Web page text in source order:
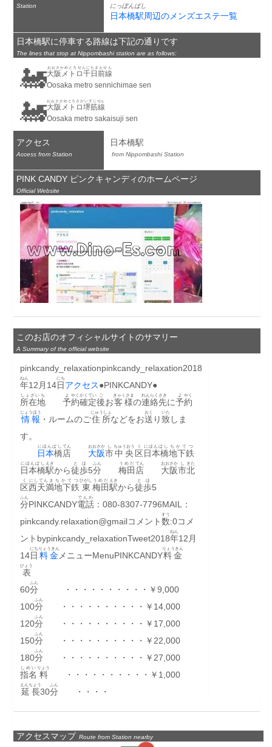
Station
にっぽんばし
日本橋駅周辺のメンズエステ一覧
日本橋駅に停車する路線は下記の通りです
The lines that stop at Nippombashi station are as follows:
🚂大阪メトロ千日前線
おおさかめとろせんにちまえせん
Oosaka metro sennichimae sen
🚂大阪メトロ堺筋線
おおさかめとろさかいすじせん
Oosaka metro sakaisuji sen
アクセス
Access from Station
日本橋駅
from Nippombashi Station
PINK CANDY ピンクキャンディのホームページ
Official Website
このお店のオフィシャルサイトのサマリー
A Summary of the official website
pinkcandy_relaxationpinkcandy_relaxation2018
年
ねん
12月14日
にち
アクセス●PINKCANDY●
所在地
しょざいち
予
よ
約
やく
確定
かくてい
後
ご
お客様
きゃくさま
の連絡
れんらく
先
さき
に予
よ
約
やく
情報
じょうほう
・ルームのご住所
じゅうしょ
などをお送
おく
り致
いた
しま
す。
日本橋
にほんばし
店
てん
大阪
おおさか
市
し
中央
ちゅうおう
区
く
日本橋
にほんばし
地下鉄
ちかてつ
日本橋
にほんばし
駅
えき
から徒歩
とほ
5分
ふん
梅田
うめだ
店
てん
大阪
おおさか
市
し
北
きた
区
く
西天満
にしてんま
地下鉄
ちかてつ
東
ひがし
梅田
うめだ
駅
えき
から徒歩
とほ
5
分
ふん
PINKCANDY電話
でんわ
：080-8307-7796MAIL：
pinkcandy.relaxation@gmailコメント数
すう
:0コメ
ントbypinkcandy_relaxationTweet2018年
ねん
12月
14日
にち
料金
りょうきん
メニューMenuPINKCANDY料金
りょうきん
表
ひょう
60分
ふん
・・・・・・・・・・￥9,000
100分
ふん
・・・・・・・・・・￥14,000
120分
ふん
・・・・・・・・・・￥17,000
150分
ふん
・・・・・・・・・・￥22,000
180分
ふん
・・・・・・・・・・￥27,000
指名
しめい
料
りょう
・・・・・・・・・・￥1,000
延長
えんちょう
30分
ふん
・・・・
アクセスマップ Route from Station nearby